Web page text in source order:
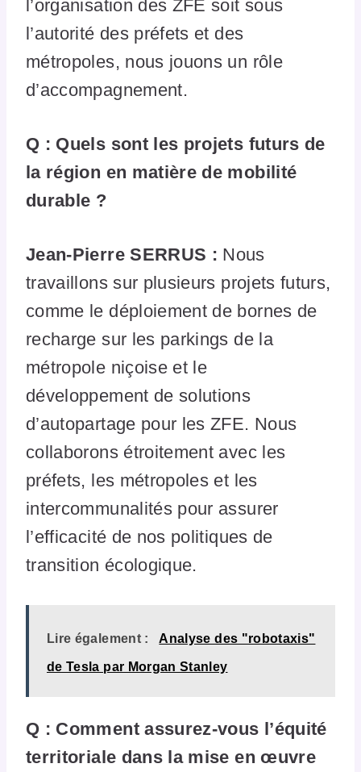
l’organisation des ZFE soit sous
l’autorité des préfets et des
métropoles, nous jouons un rôle
d’accompagnement.
Q : Quels sont les projets futurs de
la région en matière de mobilité
durable ?
Jean-Pierre SERRUS : Nous
travaillons sur plusieurs projets futurs,
comme le déploiement de bornes de
recharge sur les parkings de la
métropole niçoise et le
développement de solutions
d’autopartage pour les ZFE. Nous
collaborons étroitement avec les
préfets, les métropoles et les
intercommunalités pour assurer
l’efficacité de nos politiques de
transition écologique.
Lire également : Analyse des "robotaxis"
de Tesla par Morgan Stanley
Q : Comment assurez-vous l’équité
territoriale dans la mise en œuvre